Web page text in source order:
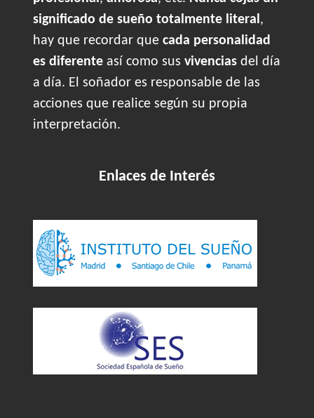
significado de sueño totalmente literal,
hay que recordar que cada personalidad
es diferente así como sus vivencias del día
a día. El soñador es responsable de las
acciones que realice según su propia
interpretación.
Enlaces de Interés